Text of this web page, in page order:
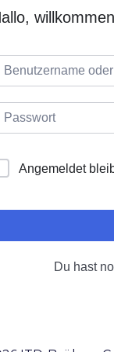
Angemeldet
Du hast